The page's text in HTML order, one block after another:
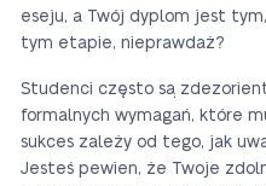
eseju, a Twój dyplom jest
tym etapie, nieprawdaż?
Studenci często są
formalnych wymagań, które
sukces zależy od tego, jak
Jesteś pewien, że Twoje